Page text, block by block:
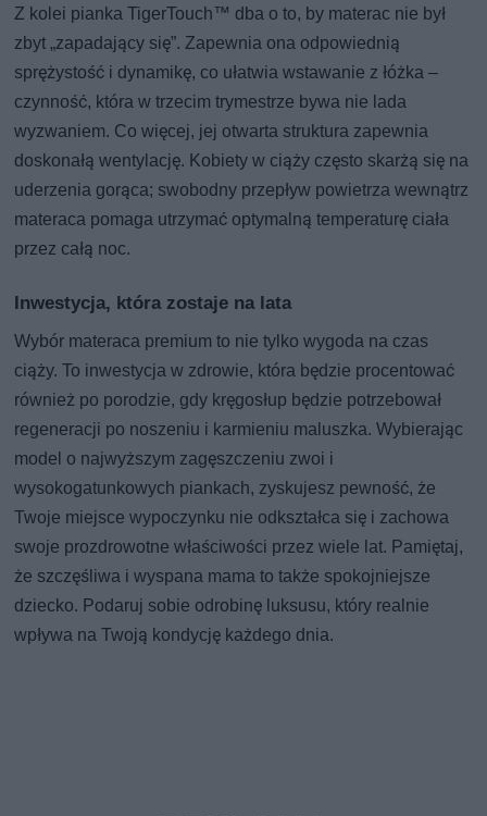
Z kolei pianka TigerTouch™ dba o to, by materac nie był
zbyt „zapadający się”. Zapewnia ona odpowiednią
sprężystość i dynamikę, co ułatwia wstawanie z łóżka –
czynność, która w trzecim trymestrze bywa nie lada
wyzwaniem. Co więcej, jej otwarta struktura zapewnia
doskonałą wentylację. Kobiety w ciąży często skarżą się na
uderzenia gorąca; swobodny przepływ powietrza wewnątrz
materaca pomaga utrzymać optymalną temperaturę ciała
przez całą noc.
Inwestycja, która zostaje na lata
Wybór materaca premium to nie tylko wygoda na czas
ciąży. To inwestycja w zdrowie, która będzie procentować
również po porodzie, gdy kręgosłup będzie potrzebował
regeneracji po noszeniu i karmieniu maluszka. Wybierając
model o najwyższym zagęszczeniu zwoi i
wysokogatunkowych piankach, zyskujesz pewność, że
Twoje miejsce wypoczynku nie odkształca się i zachowa
swoje prozdrowotne właściwości przez wiele lat. Pamiętaj,
że szczęśliwa i wyspana mama to także spokojniejsze
dziecko. Podaruj sobie odrobinę luksusu, który realnie
wpływa na Twoją kondycję każdego dnia.